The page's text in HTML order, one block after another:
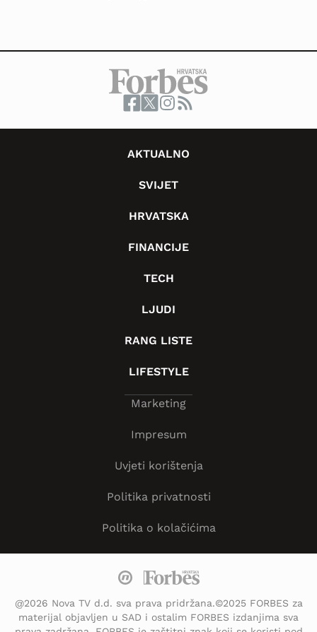
AKTUALNO
SVIJET
HRVATSKA
FINANCIJE
TECH
LJUDI
RANG LISTE
LIFESTYLE
Marketing
Impresum
Uvjeti korištenja
Politika privatnosti
Politika o kolačićima
@2026 Nova TV d.d. sva prava pridržana.©2025 FORBES za
materijal objavljen u SAD i ostalim FORBES izdanjima sva